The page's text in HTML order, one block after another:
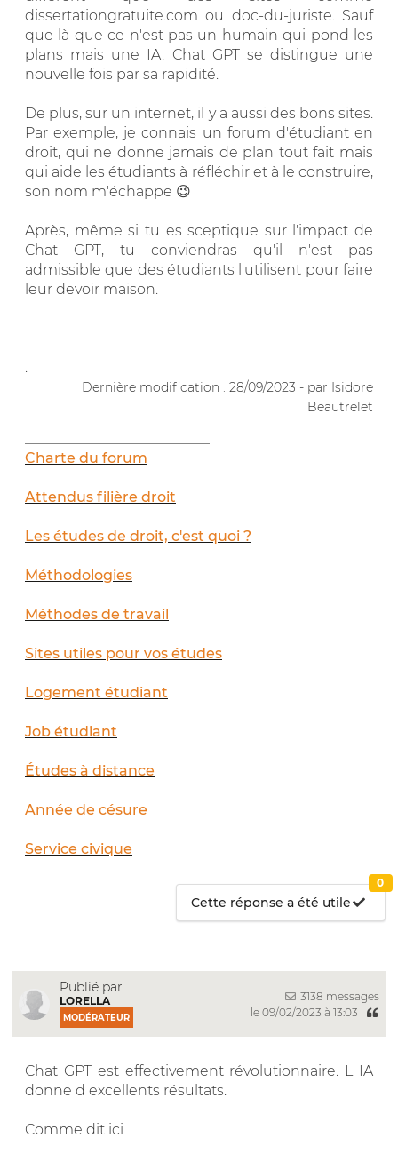
dissertationgratuite.com ou doc-du-juriste. Sauf
que là que ce n'est pas un humain qui pond les
plans mais une IA. Chat GPT se distingue une
nouvelle fois par sa rapidité.
De plus, sur un internet, il y a aussi des bons sites.
Par exemple, je connais un forum d'étudiant en
droit, qui ne donne jamais de plan tout fait mais
qui aide les étudiants à réfléchir et à le construire,
son nom m'échappe 😉
Après, même si tu es sceptique sur l'impact de
Chat GPT, tu conviendras qu'il n'est pas
admissible que des étudiants l'utilisent pour faire
leur devoir maison.
.
Dernière modification : 28/09/2023 - par Isidore
Beautrelet
Charte du forum
Attendus filière droit
Les études de droit, c'est quoi ?
Méthodologies
Méthodes de travail
Sites utiles pour vos études
Logement étudiant
Job étudiant
Études à distance
Année de césure
Service civique
Cette réponse a été utile
0
Publié par
LORELLA
MODÉRATEUR
3138 messages
le 09/02/2023 à 13:03
Chat GPT est effectivement révolutionnaire. L IA
donne d excellents résultats.
Comme dit ici